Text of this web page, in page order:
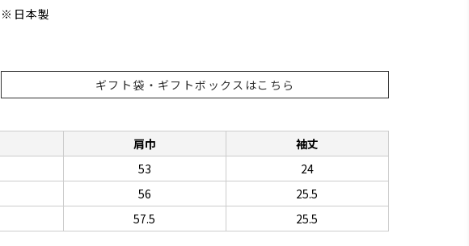
※日本製
ギフト袋・ギフトボックスはこちら
肩巾
袖丈
53
24
56
25.5
57.5 25.5